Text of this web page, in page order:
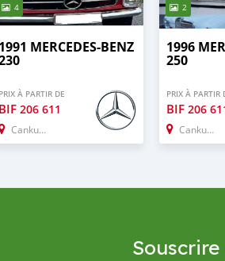
4
1991 MERCEDES-BENZ
PRIX À PARTIR DE
BIF206 611
Cankuzo
2
1996
250
PRIX À PARTIR
BIF 206
Cankuzo